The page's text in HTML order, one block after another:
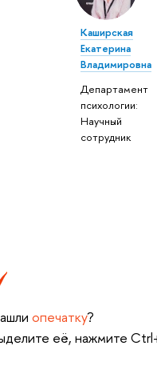
Каширская
Екатерина
Владимировна
Департамент
психологии:
Научный
сотрудник
опечатку?
её, нажмите